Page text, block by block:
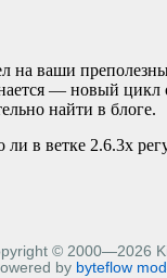
на ваши
— новый цикл
найти в блоге.
в ветке 2.6.3х
© 2000—2026
by byteflow